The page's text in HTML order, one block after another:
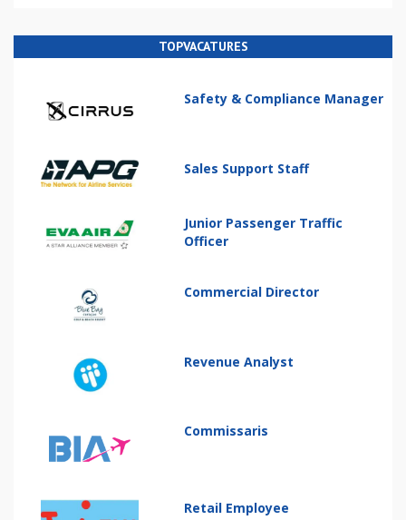
TOPVACATURES
Safety & Compliance Manager
Sales Support Staff
Junior Passenger Traffic
Officer
Commercial Director
Revenue Analyst
Commissaris
Retail Employee